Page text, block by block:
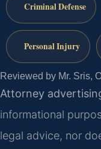
Criminal Defense
Personal Injury
Reviewed by Mr. Sris,
Attorney
informational
legal advice, nor